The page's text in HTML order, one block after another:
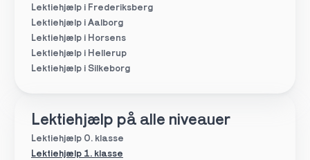
Lektiehjælp i Frederiksberg
Lektiehjælp i Aalborg
Lektiehjælp i Horsens
Lektiehjælp i Hellerup
Lektiehjælp i Silkeborg
Lektiehjælp på alle niveauer
Lektiehjælp 0. klasse
Lektiehjælp 1. klasse